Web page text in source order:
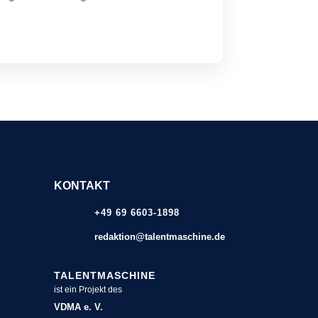
KONTAKT
+49 69 6603-1898
redaktion@talentmaschine.de
TALENTMASCHINE
ist ein Projekt des
VDMA e. V.